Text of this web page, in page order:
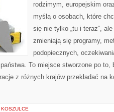
rodzimym, europejskim
myślą o osobach, które
się nie tylko „tu i teraz”,
zmieniają się programy,
podopiecznych,
To miejsce stworzone po to,
z różnych krajów przekładać na